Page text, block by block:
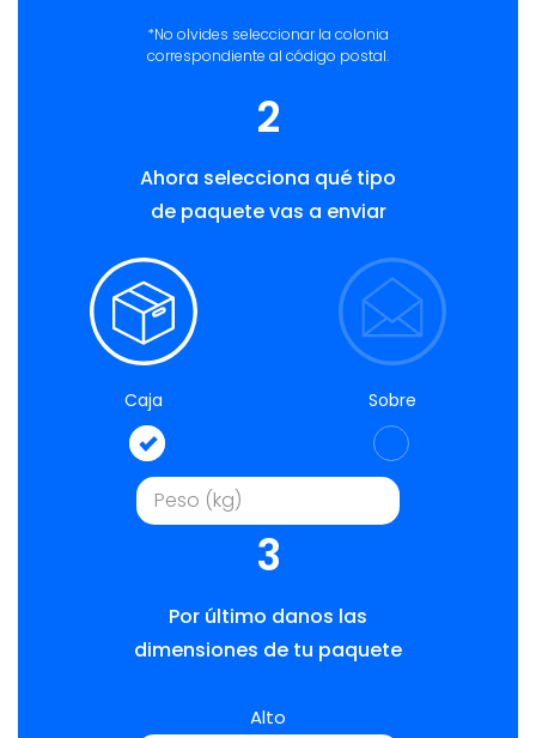
*No olvides seleccionar la colonia
correspondiente al código postal.
2
Ahora selecciona qué tipo
de paquete vas a enviar
Caja Sobre
3
Por último danos las
dimensiones de tu paquete
Alto